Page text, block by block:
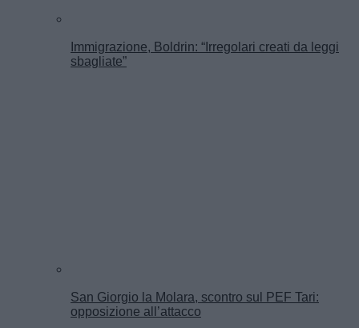
Immigrazione, Boldrin: “Irregolari creati da leggi
sbagliate”
San Giorgio la Molara, scontro sul PEF Tari:
opposizione all’attacco